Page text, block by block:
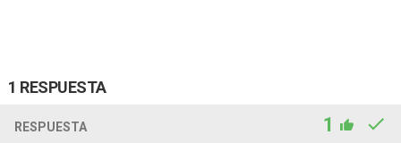
1 RESPUESTA
RESPUESTA 1